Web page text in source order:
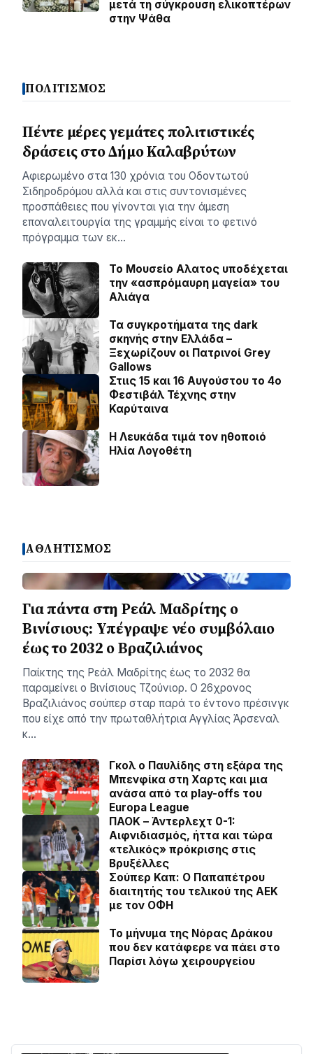
μετά τη σύγκρουση ελικοπτέρων
στην Ψάθα
ΠΟΛΙΤΙΣΜΟΣ
Πέντε μέρες γεμάτες πολιτιστικές
δράσεις στο Δήμο Καλαβρύτων
Αφιερωμένο στα 130 χρόνια του Οδοντωτού
Σιδηροδρόμου αλλά και στις συντονισμένες
προσπάθειες που γίνονται για την άμεση
επαναλειτουργία της γραμμής είναι το φετινό
πρόγραμμα των εκ…
Το Μουσείο Αλατος υποδέχεται
την «ασπρόμαυρη μαγεία» του
Αλιάγα
Τα συγκροτήματα της dark
σκηνής στην Ελλάδα –
Ξεχωρίζουν οι Πατρινοί Grey
Gallows
Στιις 15 και 16 Αυγούστου το 4ο
Φεστιβάλ Τέχνης στην
Καρύταινα
Η Λευκάδα τιμά τον ηθοποιό
Ηλία Λογοθέτη
ΑΘΛΗΤΙΣΜΟΣ
Για πάντα στη Ρεάλ Μαδρίτης ο
Βινίσιους: Yπέγραψε νέο συμβόλαιο
έως το 2032 ο Βραζιλιάνος
Παίκτης της Ρεάλ Μαδρίτης έως το 2032 θα
παραμείνει ο Βινίσιους Τζούνιορ. Ο 26χρονος
Βραζιλιάνος σούπερ σταρ παρά το έντονο πρέσινγκ
που είχε από την πρωταθλήτρια Αγγλίας Άρσεναλ
κ…
Γκολ ο Παυλίδης στη εξάρα της
Μπενφίκα στη Χαρτς και μια
ανάσα από τα play-offs του
Europa League
ΠΑΟΚ – Άντερλεχτ 0-1:
Αιφνιδιασμός, ήττα και τώρα
«τελικός» πρόκρισης στις
Βρυξέλλες
Σούπερ Καπ: Ο Παπαπέτρου
διαιτητής του τελικού της ΑΕΚ
με τον ΟΦΗ
Το μήνυμα της Νόρας Δράκου
που δεν κατάφερε να πάει στο
Παρίσι λόγω χειρουργείου